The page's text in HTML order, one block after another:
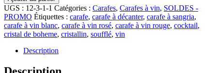
UGS : 12-3-1-1 Catégories : Carafes, Carafes à vin, SOLDES -
PROMO Étiquettes : carafe, carafe à décanter, carafe à sangria,
carafe à vin blanc, carafe à vin rosé, carafe à vin rouge, cocktail,
cristal de boheme, cristallin, soufflé, vin
Description